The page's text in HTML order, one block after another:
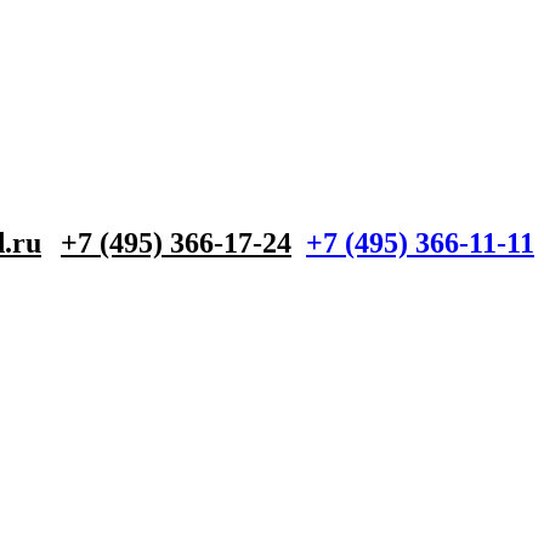
+7 (495) 366-17-24 +7 (495) 366-11-11